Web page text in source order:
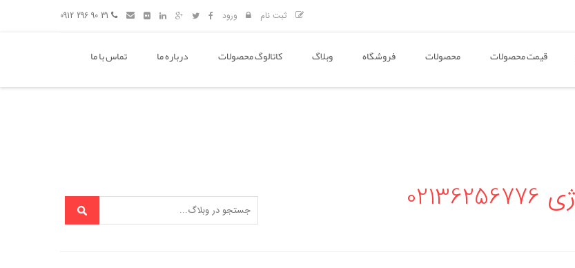
ثبت نام ورود
قیمت محصولات محصولات فروشگاه وبلاگ کاتالوگ محصولات درباره ما تماس با ما